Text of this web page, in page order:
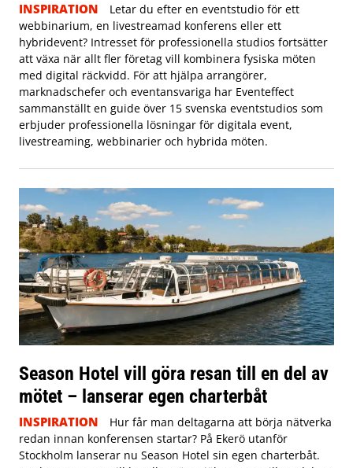
INSPIRATION
Letar du efter en eventstudio för ett
webbinarium, en livestreamad konferens eller ett
hybridevent? Intresset för professionella studios fortsätter
att växa när allt fler företag vill kombinera fysiska möten
med digital räckvidd. För att hjälpa arrangörer,
marknadschefer och eventansvariga har Eventeffect
sammanställt en guide över 15 svenska eventstudios som
erbjuder professionella lösningar för digitala event,
livestreaming, webbinarier och hybrida möten.
Season Hotel vill göra resan till en del av
mötet – lanserar egen charterbåt
INSPIRATION
Hur får man deltagarna att börja nätverka
redan innan konferensen startar? På Ekerö utanför
Stockholm lanserar nu Season Hotel sin egen charterbåt.